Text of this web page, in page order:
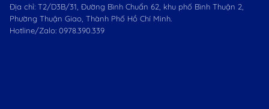
Địa chỉ: T2/D3B/31, Đường Bình Chuẩn 62, khu phố Bình Thuận 2,
Phường Thuận Giao, Thành Phố Hồ Chí Minh.
Hotline/Zalo: 0978.390.339